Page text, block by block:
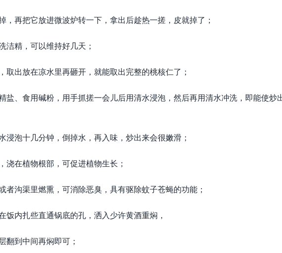
，再把它放进微波炉转一下，拿出后趁热一搓，皮就掉了；
洁精，可以维持好几天；
取出放在凉水里再砸开，就能取出完整的桃核仁了；
盐、食用碱粉，用手抓搓一会儿后用清水浸泡，然后再用清水冲洗，即能使炒
浸泡十几分钟，倒掉水，再入味，炒出来会很嫩滑；
浇在植物根部，可促进植物生长；
者沟渠里燃熏，可消除恶臭，具有驱除蚊子苍蝇的功能；
饭内扎些直通锅底的孔，洒入少许黄酒重焖，
翻到中间再焖即可；